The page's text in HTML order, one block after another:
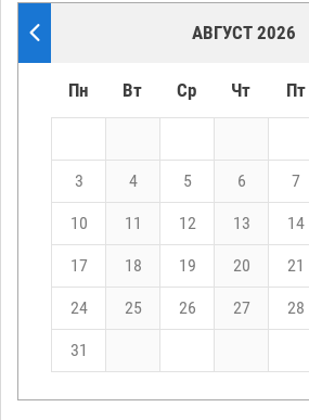
АВГУСТ 2026
Пн Вт Ср Чт Пт
3 4 5 6 7
10 11 12 13 14
17 18 19 20 21
24 25 26 27 28
31